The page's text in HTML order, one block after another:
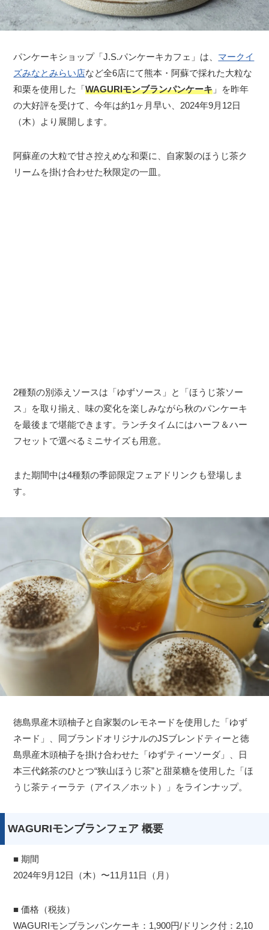
パンケーキショップ「J.S.パンケーキカフェ」は、 マークイ
ズみなとみらい店など全6店にて熊本・阿蘇で採れた大粒な
和栗を使用した「WAGURIモンブランパンケーキ 」を昨年
の大好評を受けて、今年は約1ヶ月早い、2024年9月12日
（木）より展開します。
阿蘇産の大粒で甘さ控えめな和栗に、自家製のほうじ茶ク
リームを掛け合わせた秋限定の一皿。
2種類の別添えソースは「ゆずソース」と「ほうじ茶ソー
ス」を取り揃え、味の変化を楽しみながら秋のパンケーキ
を最後まで堪能できます。ランチタイムにはハーフ＆ハー
フセットで選べるミニサイズも用意。
また期間中は4種類の季節限定フェアドリンクも登場しま
す。
徳島県産木頭柚子と自家製のレモネードを使用した「ゆず
ネード」、同ブランドオリジナルのJSブレンドティーと徳
島県産木頭柚子を掛け合わせた「ゆずティーソーダ」、日
本三代銘茶のひとつ“狭山ほうじ茶”と甜菜糖を使用した「ほ
うじ茶ティーラテ（アイス／ホット）」をラインナップ。
WAGURIモンブランフェア 概要
■ 期間
2024年9月12日（木）〜11月11日（月）
■ 価格（税抜）
WAGURIモンブランパンケーキ：1,900円/ドリンク付：2,10